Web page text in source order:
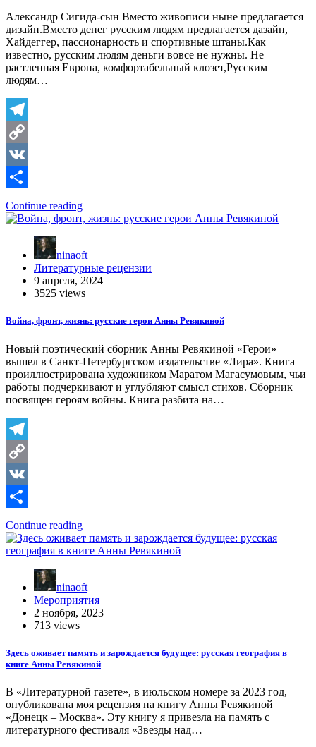
Александр Сигида-сын Вместо живописи ныне предлагается
дизайн.Вместо денег русским людям предлагается дазайн,
Хайдеггер, пассионарность и спортивные штаны.Как
известно, русским людям деньги вовсе не нужны. Не
растленная Европа, комфортабельный клозет,Русским
людям…
Telegram
Copy
Link
VK
Отправить
Continue reading
ninaoft
Литературные рецензии
9 апреля, 2024
3525 views
Война, фронт, жизнь: русские герои Анны Ревякиной
Новый поэтический сборник Анны Ревякиной «Герои»
вышел в Санкт-Петербургском издательстве «Лира». Книга
проиллюстрирована художником Маратом Магасумовым, чьи
работы подчеркивают и углубляют смысл стихов. Сборник
посвящен героям войны. Книга разбита на…
Telegram
Copy
Link
VK
Отправить
Continue reading
ninaoft
Мероприятия
2 ноября, 2023
713 views
Здесь оживает память и зарождается будущее: русская география в
книге Анны Ревякиной
В «Литературной газете», в июльском номере за 2023 год,
опубликована моя рецензия на книгу Анны Ревякиной
«Донецк – Москва». Эту книгу я привезла на память с
литературного фестиваля «Звезды над…